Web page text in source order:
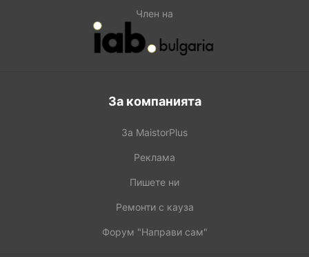
Член на
За компанията
За MaistorPlus
Реклама
Пишете ни
Ремонти с кауза
Форум "Направи сам"